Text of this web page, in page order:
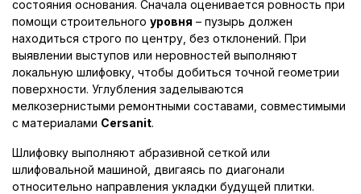
состояния основания. Сначала оценивается ровность при
помощи строительного уровня – пузырь должен
находиться строго по центру, без отклонений. При
выявлении выступов или неровностей выполняют
локальную шлифовку, чтобы добиться точной геометрии
поверхности. Углубления заделываются
мелкозернистыми ремонтными составами, совместимыми
с материалами Cersanit.
Шлифовку выполняют абразивной сеткой или
шлифовальной машиной, двигаясь по диагонали
относительно направления укладки будущей плитки.